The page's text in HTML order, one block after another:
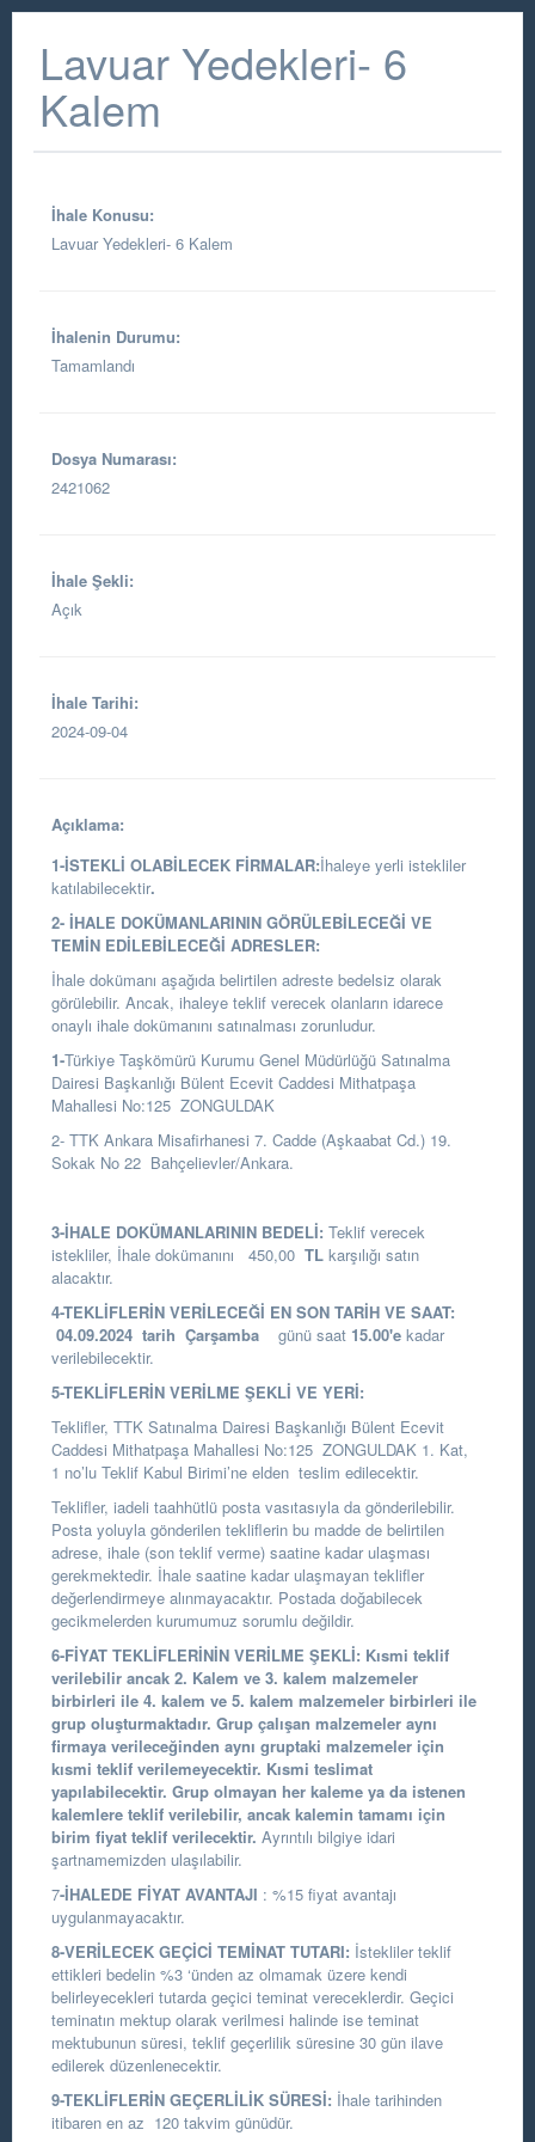
Lavuar Yedekleri- 6
Kalem
İhale Konusu:
Lavuar Yedekleri- 6 Kalem
İhalenin Durumu:
Tamamlandı
Dosya Numarası:
2421062
İhale Şekli:
Açık
İhale Tarihi:
2024-09-04
Açıklama:
1-İSTEKLİ OLABİLECEK FİRMALAR:İhaleye yerli istekliler
katılabilecektir.
2- İHALE DOKÜMANLARININ GÖRÜLEBİLECEĞİ VE
TEMİN EDİLEBİLECEĞİ ADRESLER:
İhale dokümanı aşağıda belirtilen adreste bedelsiz olarak
görülebilir. Ancak, ihaleye teklif verecek olanların idarece
onaylı ihale dokümanını satınalması zorunludur.
1-Türkiye Taşkömürü Kurumu Genel Müdürlüğü Satınalma
Dairesi Başkanlığı Bülent Ecevit Caddesi Mithatpaşa
Mahallesi No:125 ZONGULDAK
2- TTK Ankara Misafirhanesi 7. Cadde (Aşkaabat Cd.) 19.
Sokak No 22 Bahçelievler/Ankara.
3-İHALE DOKÜMANLARININ BEDELİ: Teklif verecek
istekliler, İhale dokümanını 450,00 TL karşılığı satın
alacaktır.
4-TEKLİFLERİN VERİLECEĞİ EN SON TARİH VE SAAT:
04.09.2024 tarih Çarşamba günü saat 15.00'e kadar
verilebilecektir.
5-TEKLİFLERİN VERİLME ŞEKLİ VE YERİ:
Teklifler, TTK Satınalma Dairesi Başkanlığı Bülent Ecevit
Caddesi Mithatpaşa Mahallesi No:125 ZONGULDAK 1. Kat,
1 no’lu Teklif Kabul Birimi’ne elden teslim edilecektir.
Teklifler, iadeli taahhütlü posta vasıtasıyla da gönderilebilir.
Posta yoluyla gönderilen tekliflerin bu madde de belirtilen
adrese, ihale (son teklif verme) saatine kadar ulaşması
gerekmektedir. İhale saatine kadar ulaşmayan teklifler
değerlendirmeye alınmayacaktır. Postada doğabilecek
gecikmelerden kurumumuz sorumlu değildir.
6-FİYAT TEKLİFLERİNİN VERİLME ŞEKLİ: Kısmi teklif
verilebilir ancak 2. Kalem ve 3. kalem malzemeler
birbirleri ile 4. kalem ve 5. kalem malzemeler birbirleri ile
grup oluşturmaktadır. Grup çalışan malzemeler aynı
firmaya verileceğinden aynı gruptaki malzemeler için
kısmi teklif verilemeyecektir. Kısmi teslimat
yapılabilecektir. Grup olmayan her kaleme ya da istenen
kalemlere teklif verilebilir, ancak kalemin tamamı için
birim fiyat teklif verilecektir. Ayrıntılı bilgiye idari
şartnamemizden ulaşılabilir.
7-İHALEDE FİYAT AVANTAJI : %15 fiyat avantajı
uygulanmayacaktır.
8-VERİLECEK GEÇİCİ TEMİNAT TUTARI: İstekliler teklif
ettikleri bedelin %3 ‘ünden az olmamak üzere kendi
belirleyecekleri tutarda geçici teminat vereceklerdir. Geçici
teminatın mektup olarak verilmesi halinde ise teminat
mektubunun süresi, teklif geçerlilik süresine 30 gün ilave
edilerek düzenlenecektir.
9-TEKLİFLERİN GEÇERLİLİK SÜRESİ: İhale tarihinden
itibaren en az 120 takvim günüdür.